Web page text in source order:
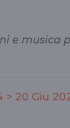
e musica
> 20 Giu